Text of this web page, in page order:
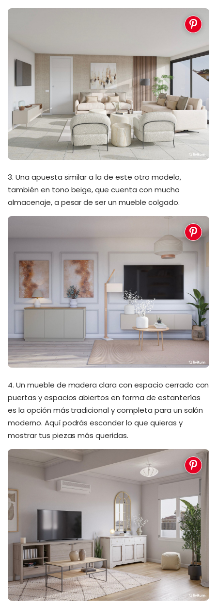
3. Una apuesta similar a la de este otro modelo,
también en tono beige, que cuenta con mucho
almacenaje, a pesar de ser un mueble colgado.
4. Un mueble de madera clara con espacio cerrado con
puertas y espacios abiertos en forma de estanterías
es la opción más tradicional y completa para un salón
moderno. Aquí podrás esconder lo que quieras y
mostrar tus piezas más queridas.